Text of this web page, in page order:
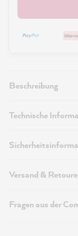
Beschreibung
Technische
Versand &
Fragen aus der